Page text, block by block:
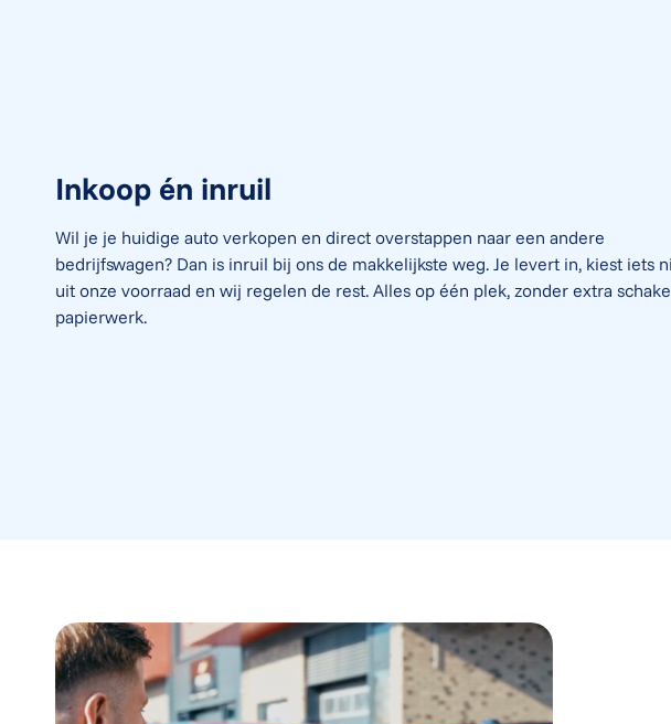
Inkoop én inruil
Wil je je huidige auto verkopen en direct overstappen naar een andere
bedrijfswagen? Dan is inruil bij ons de makkelijkste weg. Je levert in, kiest iets
uit onze voorraad en wij regelen de rest. Alles op één plek, zonder extra
papierwerk.